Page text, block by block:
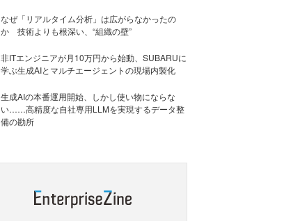
なぜ「リアルタイム分析」は広がらなかったの
か 技術よりも根深い、“組織の壁”
非ITエンジニアが月10万円から始動、SUBARUに
学ぶ生成AIとマルチエージェントの現場内製化
生成AIの本番運用開始、しかし使い物にならな
い……高精度な自社専用LLMを実現するデータ整
備の勘所